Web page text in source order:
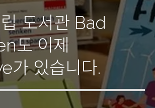
도서관 Bad
도 이제
가 있습니다.